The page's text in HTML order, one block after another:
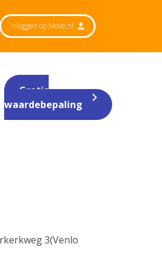
Inloggen op Move.nl
Gratis
waardebepaling